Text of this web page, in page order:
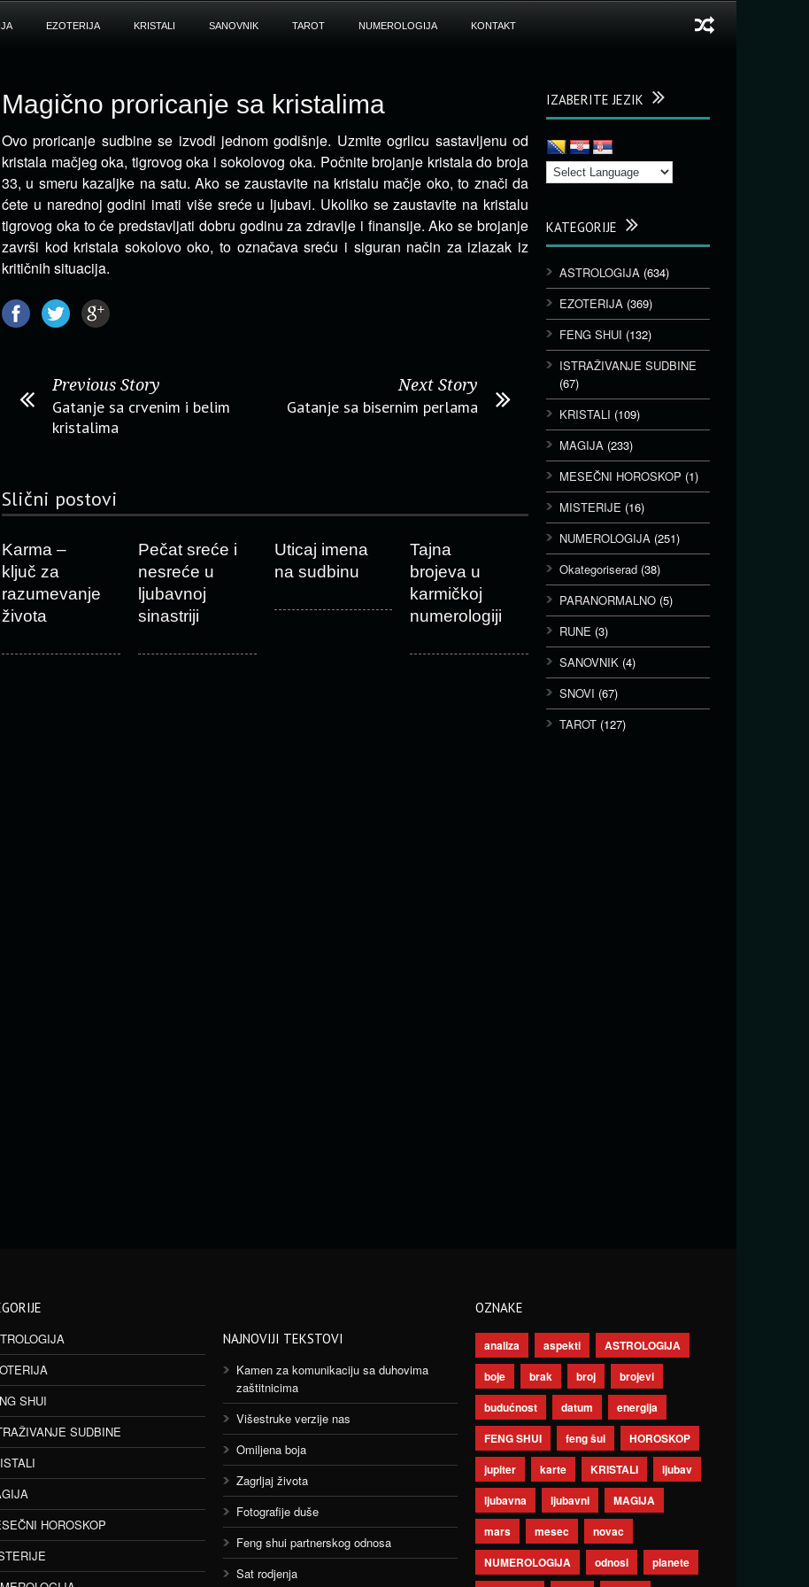
EZOTERIJA KRISTALI SANOVNIK TAROT NUMEROLOGIJA KONTAKT
Magično proricanje sa kristalima
Ovo proricanje sudbine se izvodi jednom godišnje. Uzmite ogrlicu sastavljenu od
kristala mačjeg oka, tigrovog oka i sokolovog oka. Počnite brojanje kristala do broja
33, u smeru kazaljke na satu. Ako se zaustavite na kristalu mačje oko, to znači da
ćete u narednoj godini imati više sreće u ljubavi. Ukoliko se zaustavite na kristalu
tigrovog oka to će predstavljati dobru godinu za zdravlje i finansije. Ako se brojanje
završi kod kristala sokolovo oko, to označava sreću i siguran način za izlazak iz
kritičnih situacija.
Previous Story
Gatanje sa crvenim i belim
kristalima
Next Story
Gatanje sa bisernim perlama
Slični postovi
Karma –
ključ za
razumevanje
života
Pečat sreće i
nesreće u
ljubavnoj
sinastriji
Uticaj imena
na sudbinu
Tajna
brojeva u
karmičkoj
numerologiji
IZABERITE JEZIK
KATEGORIJE
ASTROLOGIJA (634)
EZOTERIJA (369)
FENG SHUI (132)
ISTRAŽIVANJE SUDBINE
(67)
KRISTALI (109)
MAGIJA (233)
MESEČNI HOROSKOP (1)
MISTERIJE (16)
NUMEROLOGIJA (251)
Okategoriserad (38)
PARANORMALNO (5)
RUNE (3)
SANOVNIK (4)
SNOVI (67)
TAROT (127)
SHUI
SUDBINE
HOROSKOP
NAJNOVIJI TEKSTOVI
Kamen za komunikaciju sa duhovima
zaštitnicima
Višestruke verzije nas
Omiljena boja
Zagrljaj života
Fotografije duše
Feng shui partnerskog odnosa
Sat rodjenja
OZNAKE
analiza aspekti
ASTROLOGIJA
boje
brak broj
brojevi
budućnost
datum
energija
FENG SHUI
feng šui
HOROSKOP
jupiter
karte KRISTALI
ljubav
ljubavna
ljubavni
MAGIJA
mars
mesec
novac
NUMEROLOGIJA
odnosi
planete